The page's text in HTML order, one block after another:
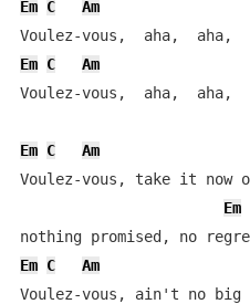
Em C Am
Em C Am
Voulez-vous,  aha,  aha,
Em C
Am
Voulez-vous, take it
Em
Em C
Am
Voulez-vous, ain't no big